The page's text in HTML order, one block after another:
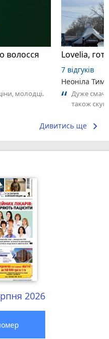
волосся
молодці.
Lovelia,
7 відгуків
Неоніла
Дуже
також
Дивитись ще keyboard_arrow_right
2026